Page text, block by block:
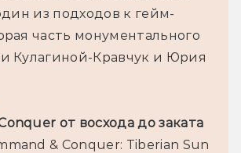
из подходов к гейм-
часть монументального
Кулагиной-Кравчук и Юрия
& Conquer: Tiberian Sun